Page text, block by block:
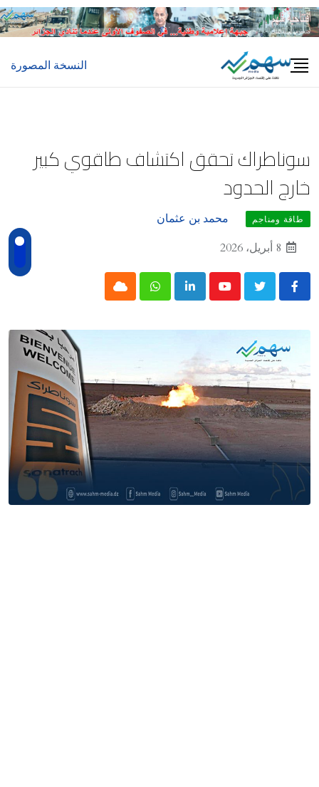
Skip
to
النسخة المصورة
سوناطراك تحقق اكتشاف طاقوي كبير
خارج الحدود
طاقة ومناجم
محمد بن عثمان
8 أبريل، 2026
Youtube
LinkedIn
Whatsapp
Cloud